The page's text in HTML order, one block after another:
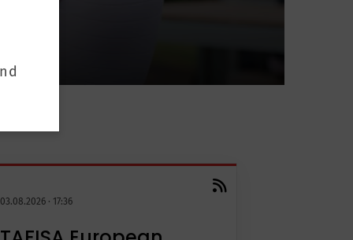
03.08.2026 · 17:36